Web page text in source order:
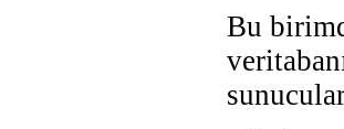
Bu